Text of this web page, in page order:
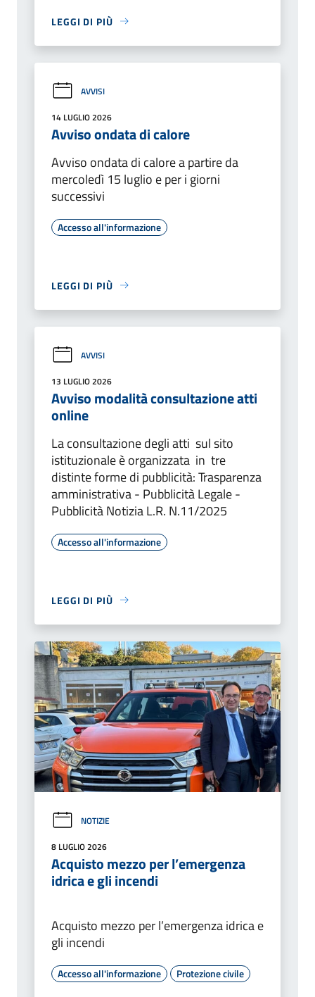
LEGGI DI PIÙ
AVVISI
14 LUGLIO 2026
Avviso ondata di calore
Avviso ondata di calore a partire da
mercoledì 15 luglio e per i giorni
successivi
Accesso all'informazione
LEGGI DI PIÙ
AVVISI
13 LUGLIO 2026
Avviso modalità consultazione atti
online
La consultazione degli atti sul sito
istituzionale è organizzata in tre
distinte forme di pubblicità: Trasparenza
amministrativa - Pubblicità Legale -
Pubblicità Notizia L.R. N.11/2025
Accesso all'informazione
LEGGI DI PIÙ
NOTIZIE
8 LUGLIO 2026
Acquisto mezzo per l’emergenza
idrica e gli incendi
Acquisto mezzo per l’emergenza idrica e
gli incendi
Accesso all'informazione Protezione civile